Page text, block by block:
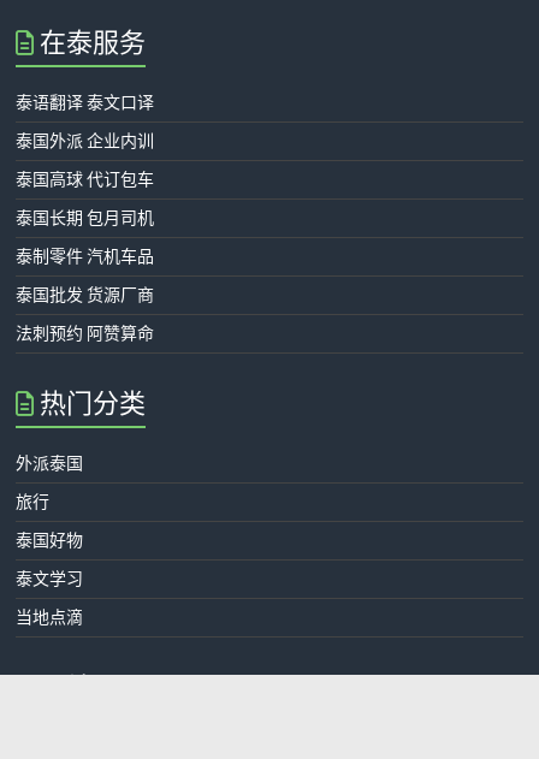
在泰服务
泰语翻译 泰文口译
泰国外派 企业内训
泰国高球 代订包车
泰国长期 包月司机
泰制零件 汽机车品
泰国批发 货源厂商
法刺预约 阿赞算命
热门分类
外派泰国
旅行
泰国好物
泰文学习
当地点滴
网站页面